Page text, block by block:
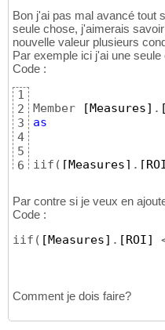
22
23
24
ON ROWS
from [Sales]
Bon j'ai pas mal avancé tout
seule chose, j'aimerais
nouvelle valeur plusieurs
Par exemple ici j'ai une
Code :
1
2
3
4
5
6
Member [Measures] .
as
iif ( [Measures] .
Par contre si je veux en
Code :
iif ( [Measures] . [ROI]
Comment je dois faire?